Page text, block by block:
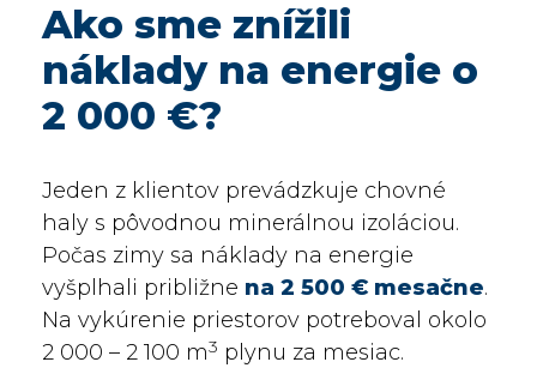
Ako sme znížili
náklady na energie o
2 000 €?
Jeden z klientov prevádzkuje chovné
haly s pôvodnou minerálnou izoláciou.
Počas zimy sa náklady na energie
vyšplhali približne na 2 500 € mesačne.
Na vykúrenie priestorov potreboval okolo
2 000 – 2 100 m3 plynu za mesiac.